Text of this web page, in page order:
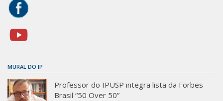
MURAL DO IP
Professor do IPUSP integra lista da Forbes
Brasil “50 Over 50”